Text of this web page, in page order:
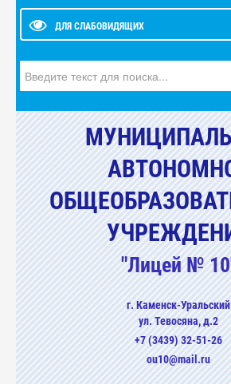
ДЛЯ СЛАБОВИДЯЩИХ
"Лицей №
г. Каменск-Уральский
ул. Тевосяна, д.2
+7 (3439) 32-51-26
ou10@mail.ru